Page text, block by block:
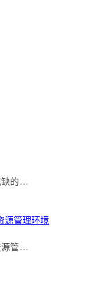
缺的…
源管理环境
源管…